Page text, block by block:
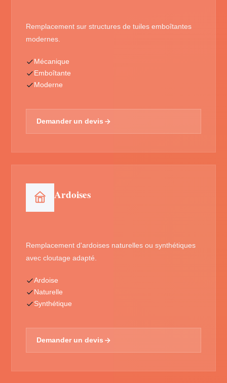
Remplacement sur structures de tuiles emboîtantes
modernes.
Mécanique
Emboîtante
Moderne
Demander un devis
Ardoises
Remplacement d'ardoises naturelles ou synthétiques
avec cloutage adapté.
Ardoise
Naturelle
Synthétique
Demander un devis